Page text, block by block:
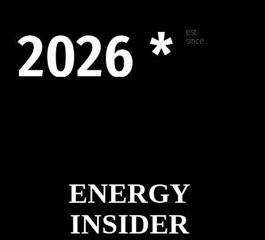
2026 *
est
since
ENERGY
INSIDER